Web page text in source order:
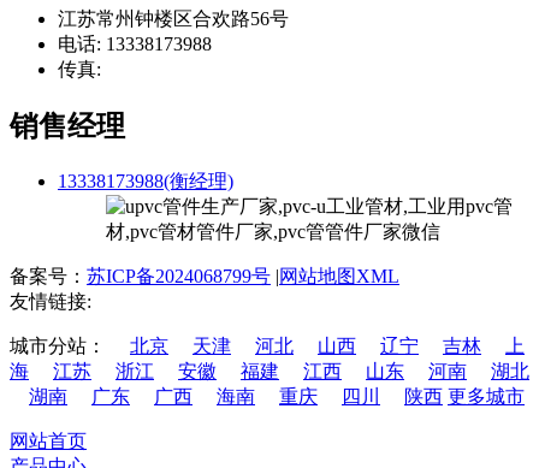
江苏常州钟楼区合欢路56号
电话: 13338173988
传真:
销售经理
13338173988(衡经理)
备案号： 苏ICP备2024068799号 |网站地图XML
友情链接:
城市分站： 北京 天津 河北 山西 辽宁 吉林
上
海
江苏 浙江 安徽 福建 江西 山东 河南
湖北
湖南
广东 广西 海南 重庆 四川 陕西 更多城市
网站首页